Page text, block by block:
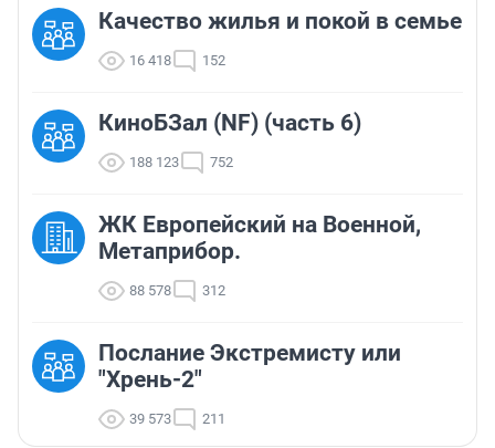
Качество жилья и покой в семье
16 418 152
КиноБЗал (NF) (часть 6)
188 123 752
ЖК Европейский на Военной,
Метаприбор.
88 578 312
Послание Экстремисту или
"Хрень-2"
39 573 211